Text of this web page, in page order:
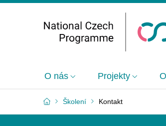
O nás Projekty
Školení Kontakt